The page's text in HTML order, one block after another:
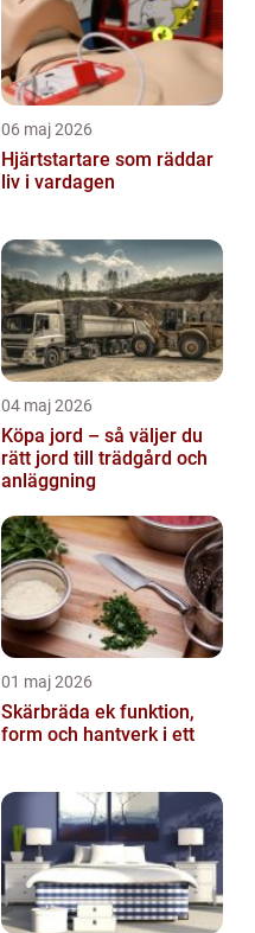
06 maj 2026
Hjärtstartare som räddar
liv i vardagen
04 maj 2026
Köpa jord – så väljer du
rätt jord till trädgård och
anläggning
01 maj 2026
Skärbräda ek funktion,
form och hantverk i ett